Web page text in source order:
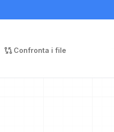
Confronta i file